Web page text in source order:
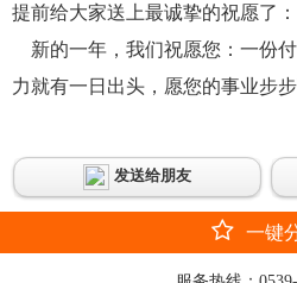
提前给大家送上最诚挚的祝愿了：
新的一年，我们祝愿您：一份
力就有一日出头，愿您的事业步
发送给朋友
一键